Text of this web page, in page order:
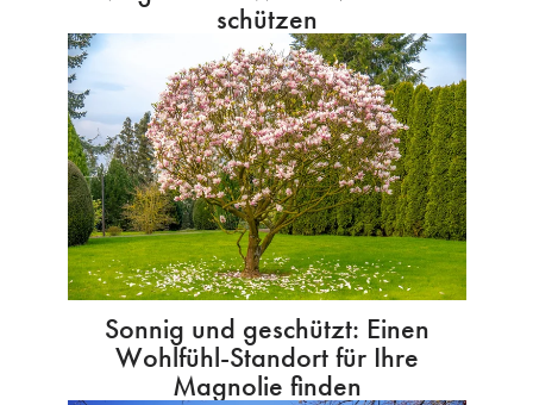
schützen
Sonnig und geschützt: Einen
Wohlfühl-Standort für Ihre
Magnolie finden